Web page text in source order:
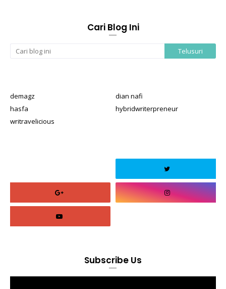
Cari Blog Ini
demagz
dian nafi
hasfa
hybridwriterpreneur
writravelicious
Subscribe Us